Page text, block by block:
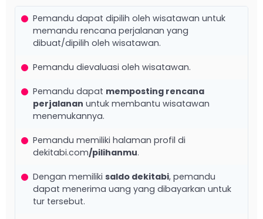
Pemandu dapat dipilih oleh wisatawan untuk
memandu rencana perjalanan yang
dibuat/dipilih oleh wisatawan.
Pemandu dievaluasi oleh wisatawan.
Pemandu dapat memposting rencana
perjalanan untuk membantu wisatawan
menemukannya.
Pemandu memiliki halaman profil di
dekitabi.com/pilihanmu.
Dengan memiliki saldo dekitabi, pemandu
dapat menerima uang yang dibayarkan untuk
tur tersebut.